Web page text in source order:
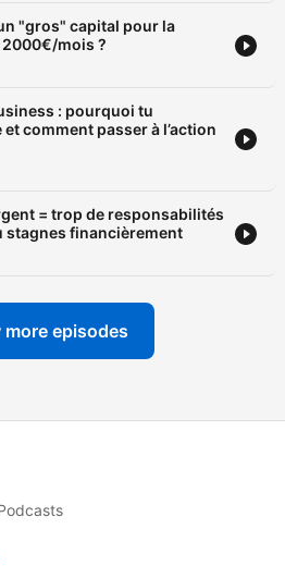
"gros" capital pour la
mois ?
: pourquoi tu
comment passer à l’action
= trop de responsabilités
stagnes financièrement
more episodes